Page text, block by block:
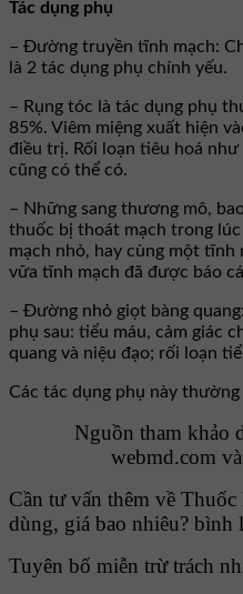
Tác dụng phụ
– Ðường truyền tĩnh mạch:
là 2 tác dụng phụ chính yếu.
– Rụng tóc là tác dụng phụ
85%. Viêm miệng xuất hiện
điều trị. Rối loạn tiêu hoá
cũng có thể có.
– Những sang thương mô,
thuốc bị thoát mạch trong
mạch nhỏ, hay cùng một
vữa tĩnh mạch đã được báo
– Ðường nhỏ giọt bàng
phụ sau: tiểu máu, cảm giác
quang và niệu đạo; rối loạn
Các tác dụng phụ này
Nguồn tham khảo
webmd.com và
Cần tư vấn thêm về
dùng, giá bao nhiêu? bình
Tuyên bố miễn trừ trách